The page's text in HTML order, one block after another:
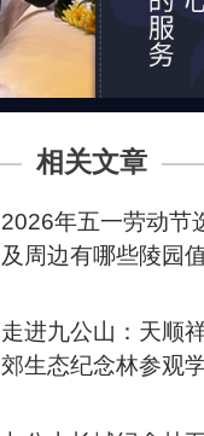
相关文章
2026年五一劳动节
及周边有哪些陵园
走进九公山：天顺
郊生态纪念林参观